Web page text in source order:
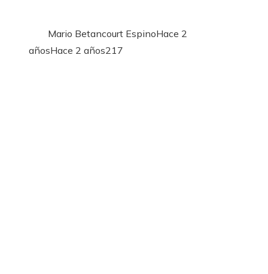
Mario Betancourt EspinoHace 2
añosHace 2 años217